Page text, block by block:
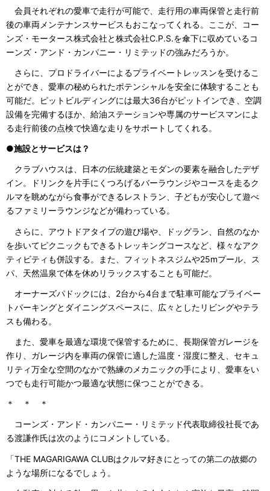
会員それぞれの愛車で走行が可能で、走行用の車両保管と走行前
後の車両メンテナンスサービスもおこなってくれる。ここが、コー
ンズ・モータース株式会社と株式会社C.P.S.を傘下に収めているコ
ーンズ・アンド・カンパニー・リミテッドの強みだろうか。
さらに、プロドライバーによるプライベートレッスンを受けるこ
とができ、愛車の秘められたポテンシャルを安全に体験することも
可能だ。ピットビルディングには最大36台がピットインでき、空調
設備を完備するほか、給油ステーションや専属のサービスマンによ
る走行前後の点検で快適な走りをサポートしてくれる。
●施設とサービスは？
クラブハウスは、日本の伝統建築とモダンの要素を融合したデザ
イン。ドリンクを片手にくつろげるバーラウンジやコースを走るク
ルマを眺めながら食事ができるレストラン、子どもが安心して遊べ
るファミリーラウンジなどが備わっている。
さらに、アウトドアタイプの遊び場や、ドッグラン、自然のなか
を歩いてピクニックもできるトレッキングコースなど、様々なアク
ティビティも併設する。また、フィットネスジムや25mプール、ス
パ、天然温泉で体を休めリラックスすることも可能だ。
オーナーズパドックには、2台から4台まで駐車可能なプライベー
トパーキングとダイニングスペースに、広々としたリビングやテラ
スも備わる。
また、愛車を最適な環境で保管するために、長期保管ガレージを
作り、ガレージ内を車両の保管に適した温度・湿度に整え、セキュ
リティ万全な空間のなかで熟練のメカニックの手により、愛車をい
つでも走行可能かつ最適な状態に保つことができる。
＊ ＊ ＊
コーンズ・アンド・カンパニー・リミテッド代表取締役社長であ
る渡謙作氏は次のようにコメントしている。
「THE MAGARIGAWA CLUBはクルマ好きにとっての第二の故郷の
ような場所になるでしょう。